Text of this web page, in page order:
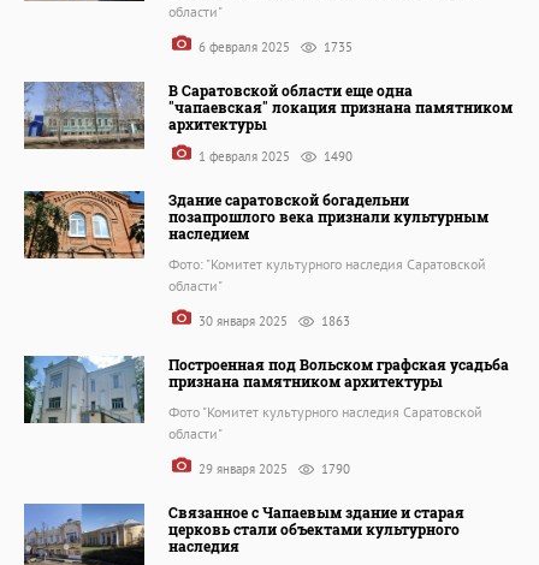
области"
6 февраля 2025 1735
В Саратовской области еще одна
"чапаевская" локация признана памятником
архитектуры
1 февраля 2025 1490
Здание саратовской богадельни
позапрошлого века признали культурным
наследием
Фото: "Комитет культурного наследия Саратовской
области"
30 января 2025 1863
Построенная под Вольском графская усадьба
признана памятником архитектуры
Фото "Комитет культурного наследия Саратовской
области"
29 января 2025 1790
Связанное с Чапаевым здание и старая
церковь стали объектами культурного
наследия